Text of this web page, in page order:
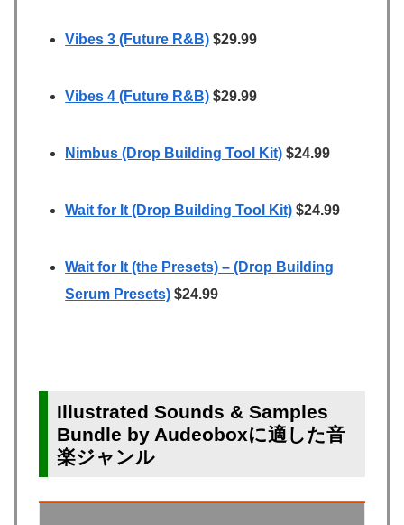
Vibes 3 (Future R&B) $29.99
Vibes 4 (Future R&B) $29.99
Nimbus (Drop Building Tool Kit) $24.99
Wait for It (Drop Building Tool Kit) $24.99
Wait for It (the Presets) – (Drop Building
Serum Presets) $24.99
Illustrated Sounds & Samples
Bundle by Audeoboxに適した音
楽ジャンル